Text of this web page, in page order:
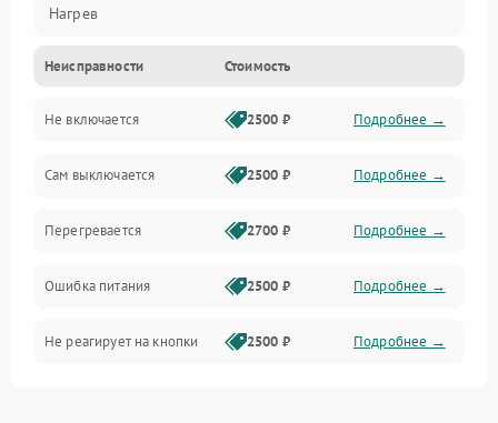
Нагрев
Неисправности Стоимость
Не включается 2500 ₽ Подробнее →
Сам выключается 2500 ₽ Подробнее →
Перегревается 2700 ₽ Подробнее →
Ошибка питания 2500 ₽ Подробнее →
Не реагирует на кнопки 2500 ₽ Подробнее →